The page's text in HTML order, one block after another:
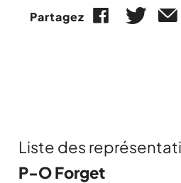
Partagez
Liste des
P-O Forget